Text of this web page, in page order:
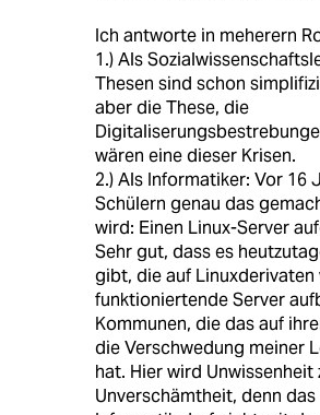
Ich antworte in meherern
1.) Als
Thesen sind schon
aber die These, die
wären eine dieser Krisen.
2.) Als Informatiker: Vor 16
Schülern genau das
wird: Einen Linux-Server
Sehr gut, dass es
gibt, die auf Linuxderivaten
funktioniertende Server
Kommunen, die das auf
die Verschwedung meiner
hat. Hier wird Unwissenheit
Unverschämtheit, denn